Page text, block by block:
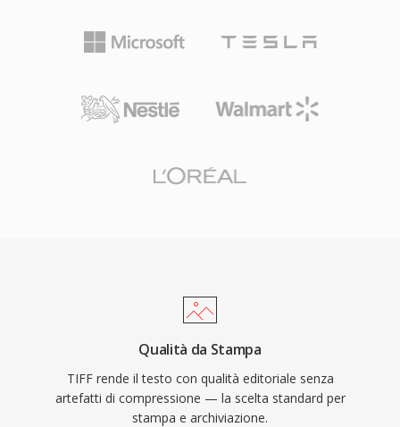
Qualità da Stampa
TIFF rende il testo con qualità editoriale senza
artefatti di compressione — la scelta standard per
stampa e archiviazione.